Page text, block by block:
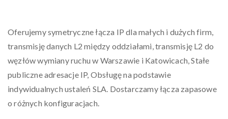
Oferujemy symetryczne łącza IP dla małych i dużych firm,
transmisję danych L2 między oddziałami, transmisję L2 do
węzłów wymiany ruchu w Warszawie i Katowicach, Stałe
publiczne adresacje IP, Obsługę na podstawie
indywidualnych ustaleń SLA. Dostarczamy łącza zapasowe
o różnych konfiguracjach.